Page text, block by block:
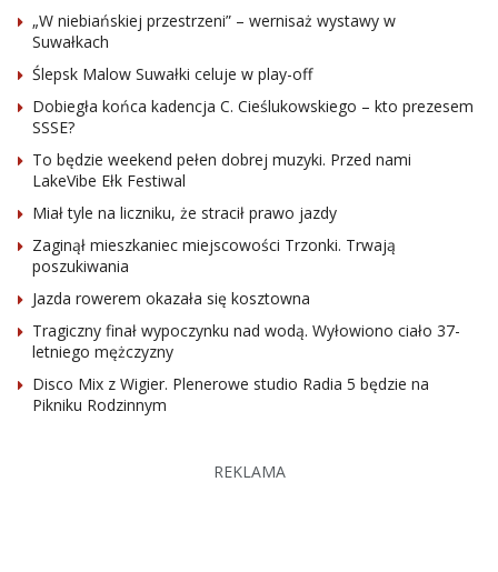
„W niebiańskiej przestrzeni” – wernisaż wystawy w
Suwałkach
Ślepsk Malow Suwałki celuje w play-off
Dobiegła końca kadencja C. Cieślukowskiego – kto prezesem
SSSE?
To będzie weekend pełen dobrej muzyki. Przed nami
LakeVibe Ełk Festiwal
Miał tyle na liczniku, że stracił prawo jazdy
Zaginął mieszkaniec miejscowości Trzonki. Trwają
poszukiwania
Jazda rowerem okazała się kosztowna
Tragiczny finał wypoczynku nad wodą. Wyłowiono ciało 37-
letniego mężczyzny
Disco Mix z Wigier. Plenerowe studio Radia 5 będzie na
Pikniku Rodzinnym
REKLAMA